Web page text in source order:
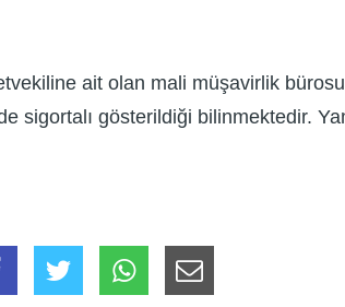
ait olan mali müşavirlik
sigortalı gösterildiği bilinmektedir.